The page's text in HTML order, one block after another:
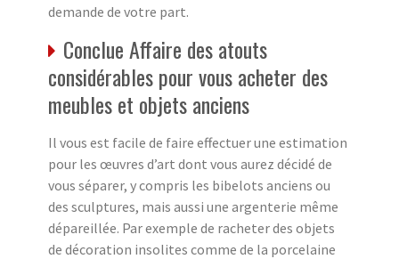
demande de votre part.
Conclue Affaire des atouts
considérables pour vous acheter des
meubles et objets anciens
Il vous est facile de faire effectuer une estimation
pour les œuvres d’art dont vous aurez décidé de
vous séparer, y compris les bibelots anciens ou
des sculptures, mais aussi une argenterie même
dépareillée. Par exemple de racheter des objets
de décoration insolites comme de la porcelaine